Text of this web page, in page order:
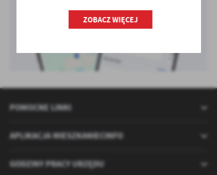
POMOCNE LINKI
APLIKACJA MIESZKANIECINFO
GODZINY PRACY URZĘDU
ZOBACZ WIĘCEJ